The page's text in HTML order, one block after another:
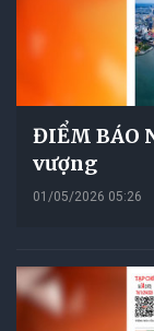
ĐIỂM BÁO
vượng
01/05/2026 05:26